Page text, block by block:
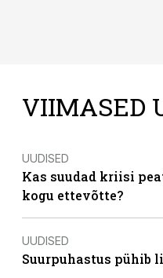
VIIMASED
UUDISED
Kas suudad kriisi
kogu ettevõtte?
UUDISED
Suurpuhastus pühib